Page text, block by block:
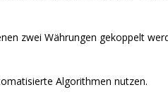
zwei Währungen gekoppelt
Algorithmen nutzen.